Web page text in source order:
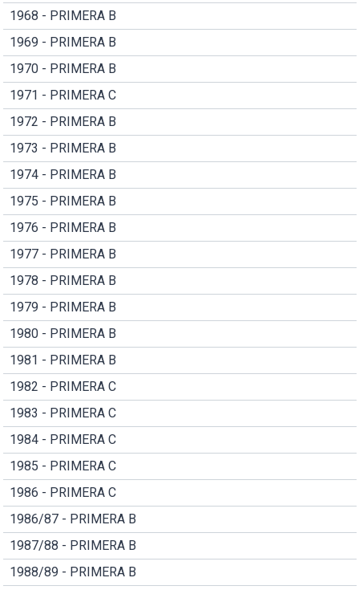
1968 - PRIMERA B
1969 - PRIMERA B
1970 - PRIMERA B
1971 - PRIMERA C
1972 - PRIMERA B
1973 - PRIMERA B
1974 - PRIMERA B
1975 - PRIMERA B
1976 - PRIMERA B
1977 - PRIMERA B
1978 - PRIMERA B
1979 - PRIMERA B
1980 - PRIMERA B
1981 - PRIMERA B
1982 - PRIMERA C
1983 - PRIMERA C
1984 - PRIMERA C
1985 - PRIMERA C
1986 - PRIMERA C
1986/87 - PRIMERA B
1987/88 - PRIMERA B
1988/89 - PRIMERA B